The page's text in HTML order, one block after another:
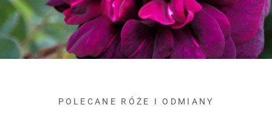
POLECANE RÓŻE I ODMIANY